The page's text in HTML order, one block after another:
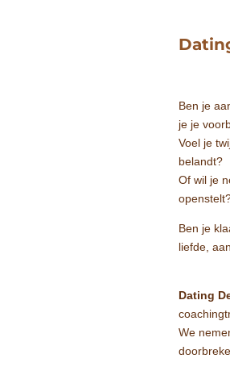
Ben je
je je
Voel je
belandt?
Of wil je
Ben je
liefde,
Dating
We